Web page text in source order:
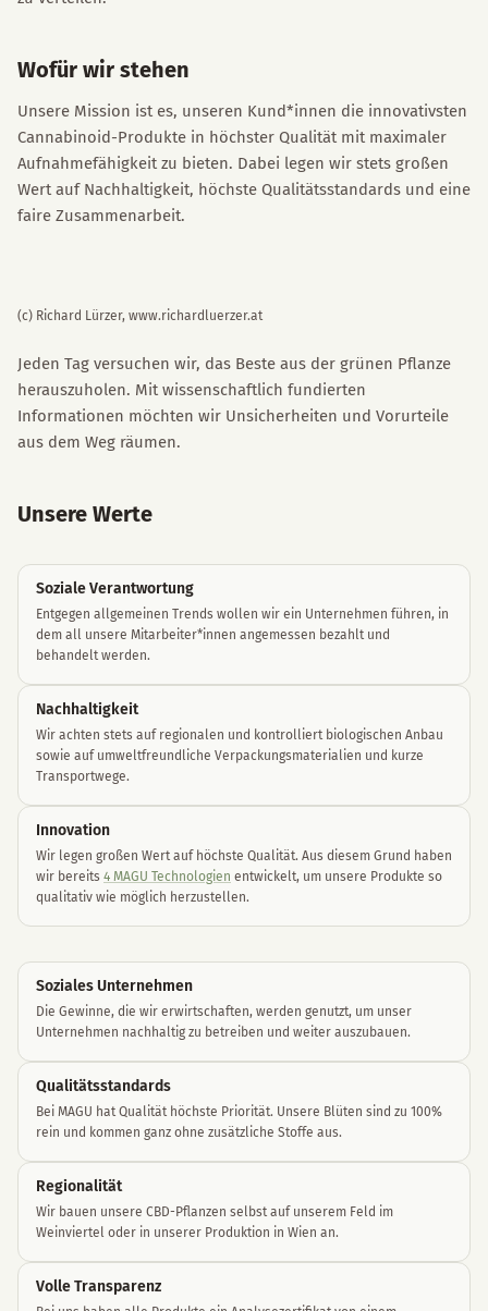
Wofür wir stehen
Unsere Mission ist es, unseren Kund*innen die innovativsten
Cannabinoid-Produkte in höchster Qualität mit maximaler
Aufnahmefähigkeit zu bieten. Dabei legen wir stets großen
Wert auf Nachhaltigkeit, höchste Qualitätsstandards und eine
faire Zusammenarbeit.
(c) Richard Lürzer, www.richardluerzer.at
Jeden Tag versuchen wir, das Beste aus der grünen Pflanze
herauszuholen. Mit wissenschaftlich fundierten
Informationen möchten wir Unsicherheiten und Vorurteile
aus dem Weg räumen.
Unsere Werte
Soziale Verantwortung
Entgegen allgemeinen Trends wollen wir ein Unternehmen führen, in
dem all unsere Mitarbeiter*innen angemessen bezahlt und
behandelt werden.
Nachhaltigkeit
Wir achten stets auf regionalen und kontrolliert biologischen Anbau
sowie auf umweltfreundliche Verpackungsmaterialien und kurze
Transportwege.
Innovation
Wir legen großen Wert auf höchste Qualität. Aus diesem Grund haben
wir bereits 4 MAGU Technologien entwickelt, um unsere Produkte so
qualitativ wie möglich herzustellen.
Soziales Unternehmen
Die Gewinne, die wir erwirtschaften, werden genutzt, um unser
Unternehmen nachhaltig zu betreiben und weiter auszubauen.
Qualitätsstandards
Bei MAGU hat Qualität höchste Priorität. Unsere Blüten sind zu 100%
rein und kommen ganz ohne zusätzliche Stoffe aus.
Regionalität
Wir bauen unsere CBD-Pflanzen selbst auf unserem Feld im
Weinviertel oder in unserer Produktion in Wien an.
Volle Transparenz